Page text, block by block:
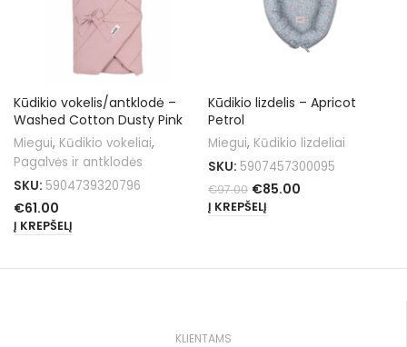
Kūdikio vokelis/antklodė –
Washed Cotton Dusty Pink
Miegui, Kūdikio vokeliai,
Pagalvės ir antklodės
SKU: 5904739320796
€61.00
Į KREPŠELĮ
Kūdikio lizdelis – Apricot
Petrol
Miegui, Kūdikio lizdeliai
SKU: 5907457300095
€97.00 €85.00
Į KREPŠELĮ
KLIENTAMS